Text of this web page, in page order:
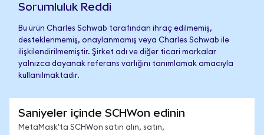
Sorumluluk Reddi
Bu ürün Charles Schwab tarafından ihraç edilmemiş,
desteklenmemiş, onaylanmamış veya Charles Schwab ile
ilişkilendirilmemiştir. Şirket adı ve diğer ticari markalar
yalnızca dayanak referans varlığını tanımlamak amacıyla
kullanılmaktadır.
Saniyeler içinde SCHWon edinin
MetaMask'ta SCHWon satın alın, satın,